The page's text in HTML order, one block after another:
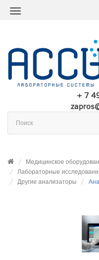
+ 7
Медицинское
Лабораторные
Другие анализаторы